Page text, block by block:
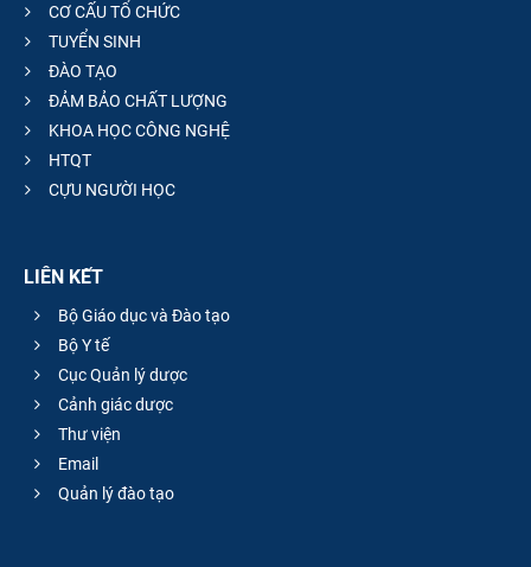
CƠ CẤU TỔ CHỨC
TUYỂN SINH
ĐÀO TẠO
ĐẢM BẢO CHẤT LƯỢNG
KHOA HỌC CÔNG NGHỆ
HTQT
CỰU NGƯỜI HỌC
LIÊN KẾT
Bộ Giáo dục và Đào tạo
Bộ Y tế
Cục Quản lý dược
Cảnh giác dược
Thư viện
Email
Quản lý đào tạo